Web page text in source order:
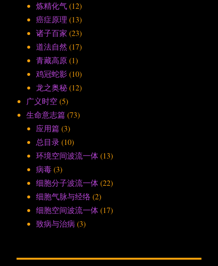
炼精化气(12)
癌症原理 (13)
诸子百家 (23)
道法自然 (17)
青藏高原(1)
鸡冠蛇影(10)
龙之奥秘(12)
广义时空 (5)
生命意志篇 (73)
应用篇 (3)
总目录(10)
环境空间波流一体(13)
病毒(3)
细胞分子波流一体(22)
细胞气脉与经络 (2)
细胞空间波流一体(17)
致病与治病 (3)